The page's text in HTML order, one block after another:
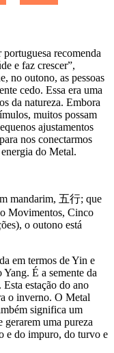
recomenda
e faz crescer”,
no outono, as pessoas
cedo. Essa era uma
da natureza. Embora
muitos possam
ajustamentos
nos conectarmos
do Metal.
mandarim, 五行; que
Movimentos, Cinco
o outono está
em termos de Yin e
É a semente da
estação do ano
o inverno. O Metal
significa um
gerarem uma pureza
e do impuro, do turvo e